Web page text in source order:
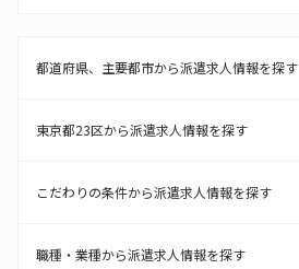
都道府県、主要都市から派遣求人情報を探す
東京都23区から派遣求人情報を探す
こだわりの条件から派遣求人情報を探す
職種・業種から派遣求人情報を探す